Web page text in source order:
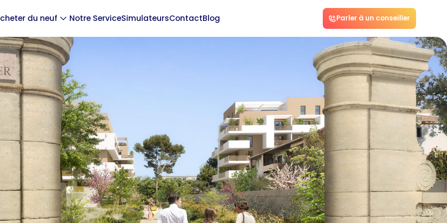
du neuf Notre ServiceSimulateursContactBlog Parler à un conseiller